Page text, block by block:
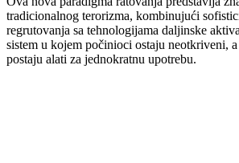
tradicionalnog terorizma, kombinujući
regrutovanja sa tehnologijama daljinske
sistem u kojem počinioci ostaju neotkriveni,
postaju alati za jednokratnu upotrebu.